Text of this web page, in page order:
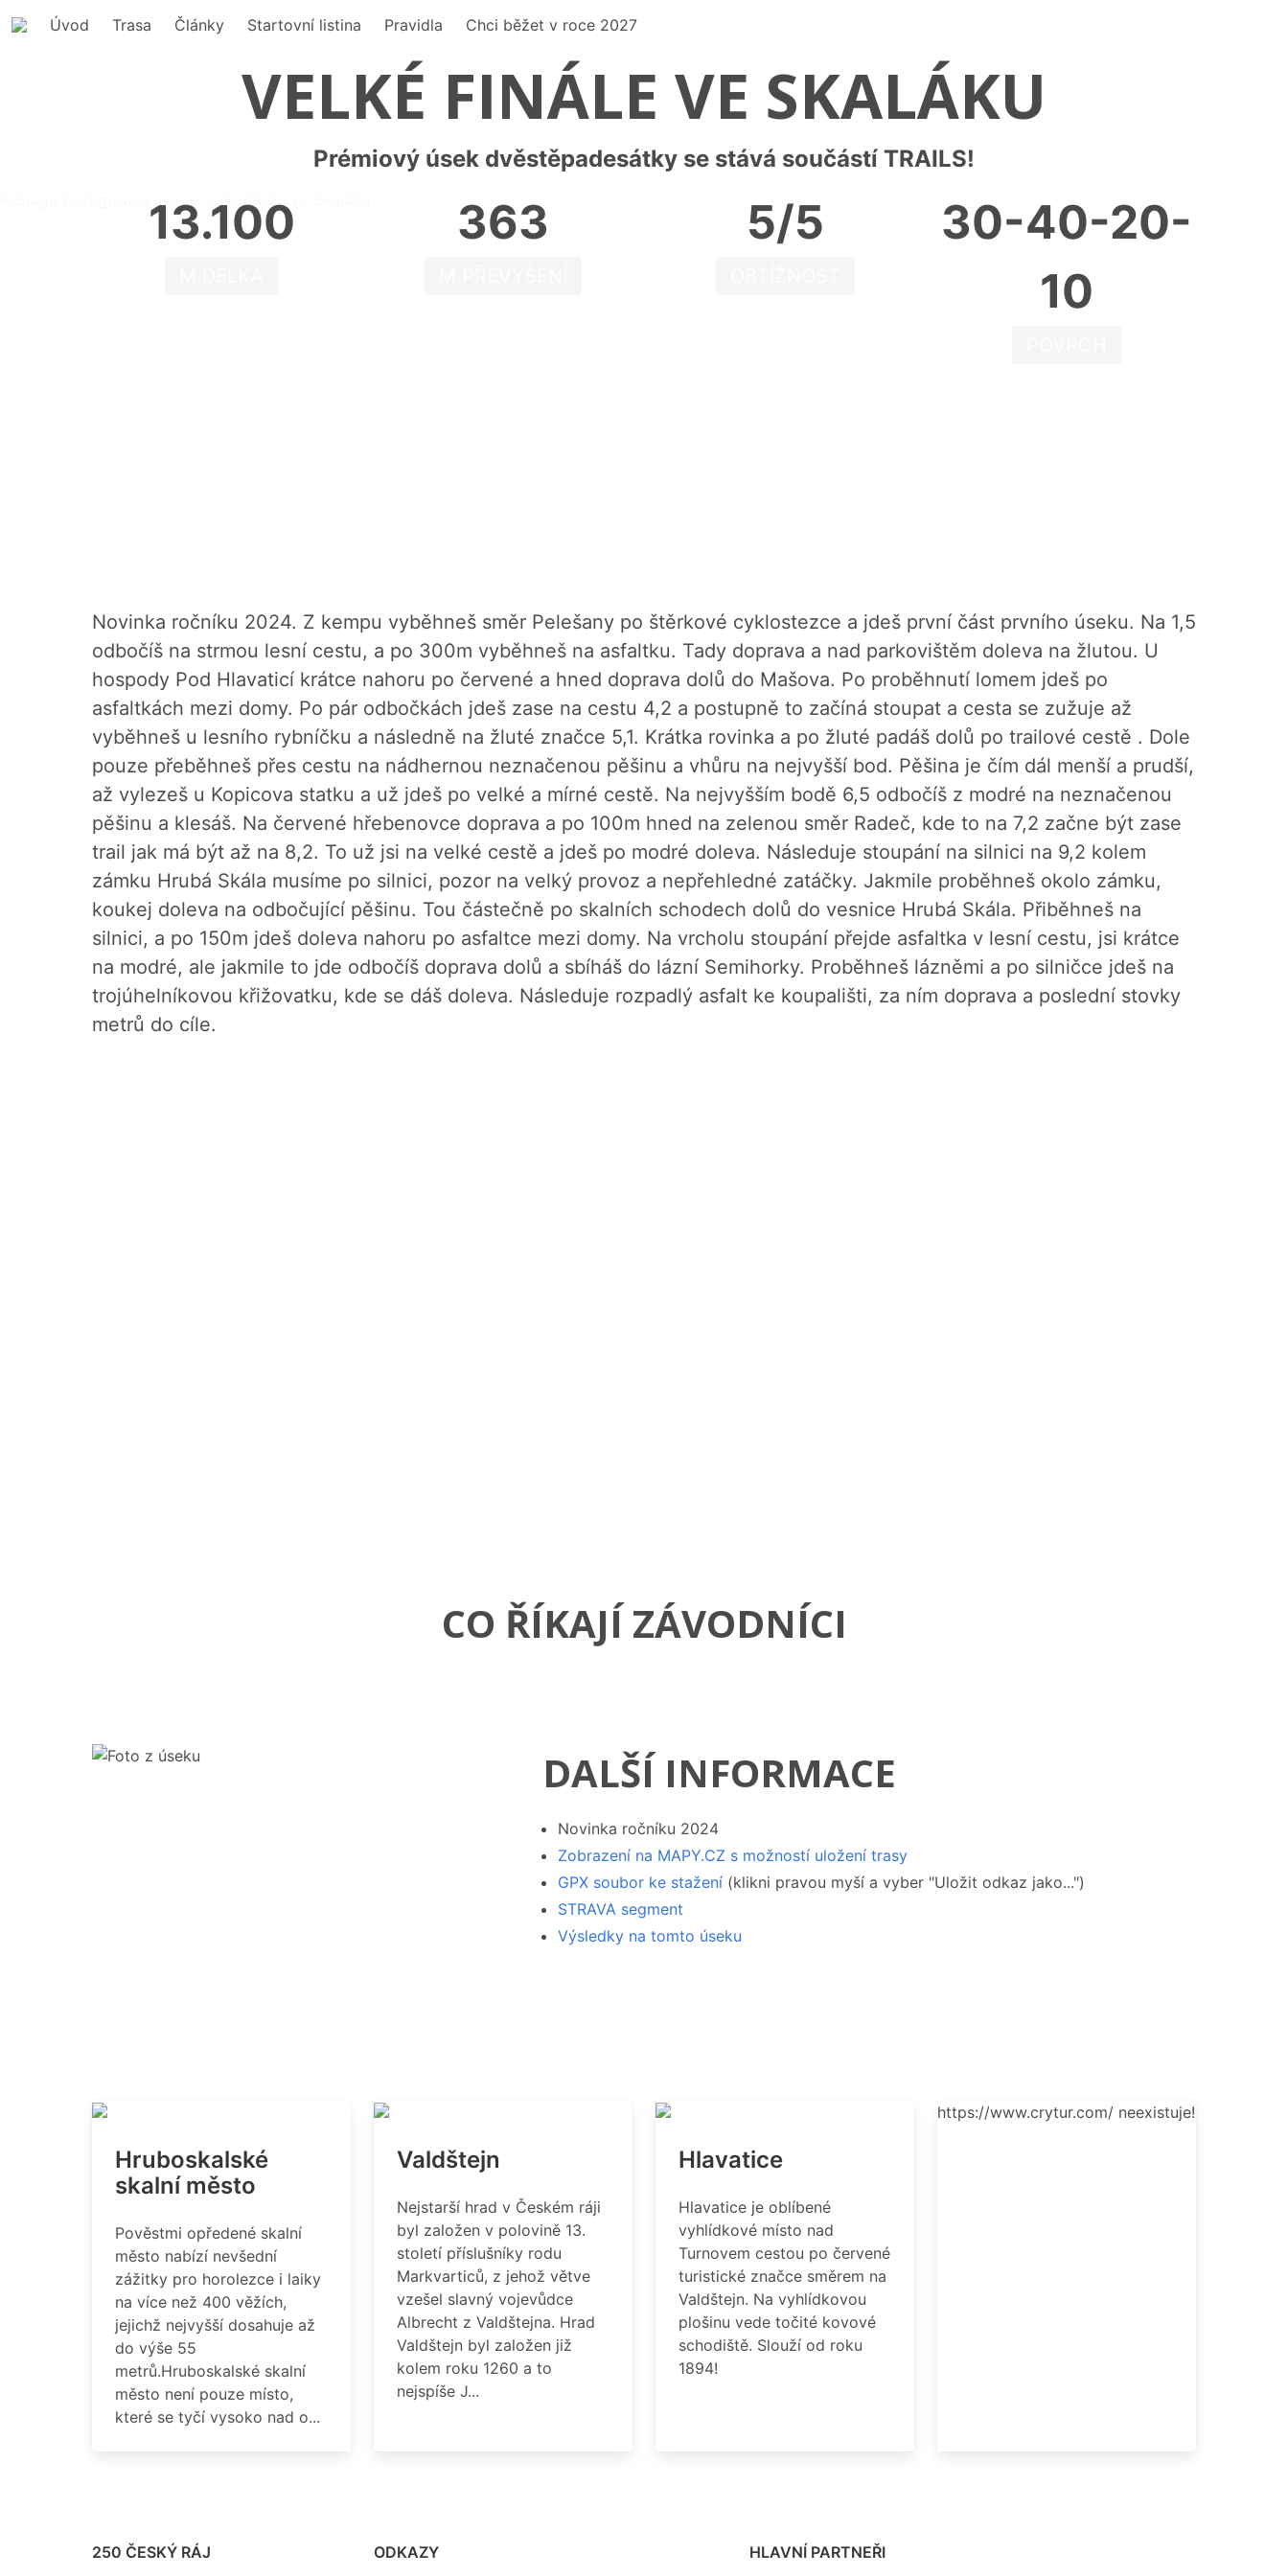
Úvod Trasa Články Startovní listina Pravidla Chci běžet v roce 2027
VELKÉ FINÁLE VE SKALÁKU
Prémiový úsek dvěstěpadesátky se stává součástí TRAILS!
13.100 363 5/5
30-40-20-
10
Novinka ročníku 2024. Z kempu vyběhneš směr Pelešany po štěrkové cyklostezce a jdeš první část prvního úseku. Na 1,5
odbočíš na strmou lesní cestu, a po 300m vyběhneš na asfaltku. Tady doprava a nad parkovištěm doleva na žlutou. U
hospody Pod Hlavaticí krátce nahoru po červené a hned doprava dolů do Mašova. Po proběhnutí lomem jdeš po
asfaltkách mezi domy. Po pár odbočkách jdeš zase na cestu 4,2 a postupně to začíná stoupat a cesta se zužuje až
vyběhneš u lesního rybníčku a následně na žluté značce 5,1. Krátka rovinka a po žluté padáš dolů po trailové cestě . Dole
pouze přeběhneš přes cestu na nádhernou neznačenou pěšinu a vhůru na nejvyšší bod. Pěšina je čím dál menší a prudší,
až vylezeš u Kopicova statku a už jdeš po velké a mírné cestě. Na nejvyšším bodě 6,5 odbočíš z modré na neznačenou
pěšinu a klesáš. Na červené hřebenovce doprava a po 100m hned na zelenou směr Radeč, kde to na 7,2 začne být zase
trail jak má být až na 8,2. To už jsi na velké cestě a jdeš po modré doleva. Následuje stoupání na silnici na 9,2 kolem
zámku Hrubá Skála musíme po silnici, pozor na velký provoz a nepřehledné zatáčky. Jakmile proběhneš okolo zámku,
koukej doleva na odbočující pěšinu. Tou částečně po skalních schodech dolů do vesnice Hrubá Skála. Přiběhneš na
silnici, a po 150m jdeš doleva nahoru po asfaltce mezi domy. Na vrcholu stoupání přejde asfaltka v lesní cestu, jsi krátce
na modré, ale jakmile to jde odbočíš doprava dolů a sbíháš do lázní Semihorky. Proběhneš lázněmi a po silničce jdeš na
trojúhelníkovou křižovatku, kde se dáš doleva. Následuje rozpadlý asfalt ke koupališti, za ním doprava a poslední stovky
metrů do cíle.
CO ŘÍKAJÍ ZÁVODNÍCI
DALŠÍ INFORMACE
Novinka ročníku 2024
Zobrazení na MAPY.CZ s možností uložení trasy
GPX soubor ke stažení (klikni pravou myší a vyber "Uložit odkaz jako...")
STRAVA segment
Výsledky na tomto úseku
Hruboskalské
skalní město
Pověstmi opředené skalní
město nabízí nevšední
zážitky pro horolezce i laiky
na více než 400 věžích,
jejichž nejvyšší dosahuje až
do výše 55
metrů.Hruboskalské skalní
město není pouze místo,
které se tyčí vysoko nad o...
Valdštejn
Nejstarší hrad v Českém ráji
byl založen v polovině 13.
století příslušníky rodu
Markvarticů, z jehož větve
vzešel slavný vojevůdce
Albrecht z Valdštejna. Hrad
Valdštejn byl založen již
kolem roku 1260 a to
nejspíše J...
Hlavatice
Hlavatice je oblíbené
vyhlídkové místo nad
Turnovem cestou po červené
turistické značce směrem na
Valdštejn. Na vyhlídkovou
plošinu vede točité kovové
schodiště. Slouží od roku
1894!
https://www.crytur.com/ neexistuje!
250 ČESKÝ RÁJ ODKAZY HLAVNÍ PARTNEŘI